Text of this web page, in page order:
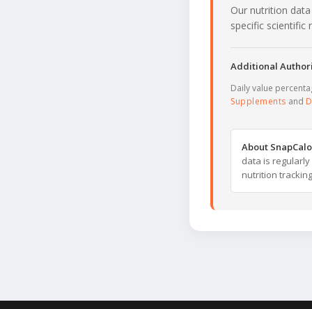
Our nutrition
specific scientific
Additional
Daily value
Supplements and
About
data is
nutrition